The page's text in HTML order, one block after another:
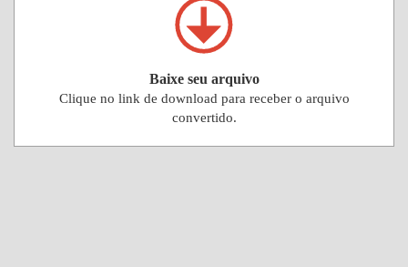
Baixe seu arquivo
Clique no link de download para receber o arquivo
convertido.